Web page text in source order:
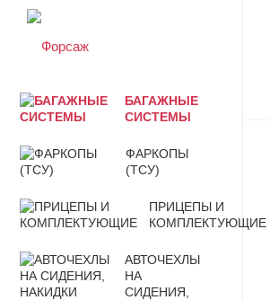
БАГАЖНЫЕ
СИСТЕМЫ
ФАРКОПЫ
(ТСУ)
ПРИЦЕПЫ И
КОМПЛЕКТУЮЩИЕ
АВТОЧЕХЛЫ
НА
СИДЕНИЯ,